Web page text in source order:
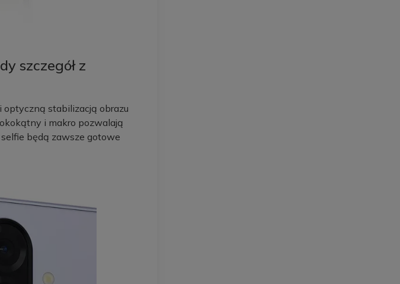
szczegół z
optyczną stabilizacją obrazu
i makro pozwalają
będą zawsze gotowe